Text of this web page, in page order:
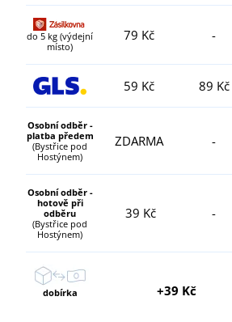
do 5 kg (výdejní
místo)
79 Kč -
59 Kč 89 Kč
Osobní odběr -
platba předem
(Bystřice pod
Hostýnem)
ZDARMA -
Osobní odběr -
hotově při
odběru
(Bystřice pod
Hostýnem)
39 Kč -
dobírka +39 Kč